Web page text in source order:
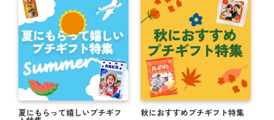
夏にもらって嬉しいプチギフ 秋におすすめプチギフト特集